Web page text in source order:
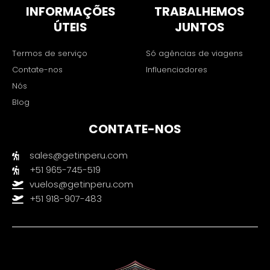
INFORMAÇÕES
ÚTEIS
Termos de serviço
Contate-nos
Nós
Blog
TRABALHEMOS
JUNTOS
Só agências de viagens
Influenciadores
CONTATE-NOS
sales@getinperu.com
+51 965-745-519
vuelos@getinperu.com
+51 918-907-483